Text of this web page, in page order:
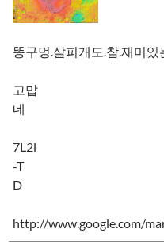
똥구멍.살피개도.참.재미있
고맙
네
7L2l
-T
D
http://www.google.com/